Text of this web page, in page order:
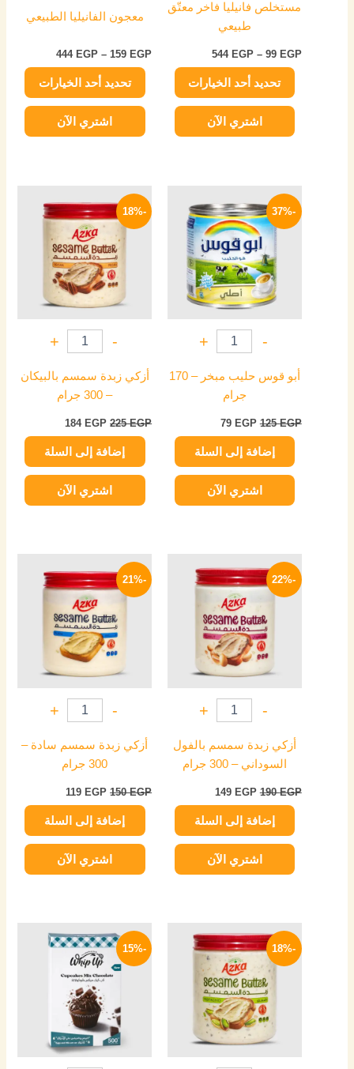
مستخلص فانيليا فاخر معتّق
طبيعي
99 EGP
–
544 EGP
تحديد أحد الخيارات
اختيار
على
صفحة
المنتج
اشتري الآن
معجون الفانيليا الطبيعي
159 EGP
–
444 EGP
تحديد أحد الخيارات
على
صفحة
المنتج
اشتري الآن
-37%
-
+
أبو قوس حليب مبخر – 170
جرام
125EGP
الأصلي
هو:
125 EGP.
79 EGP
الحالي
هو:
79 EGP.
إضافة إلى السلة
اشتري الآن
-18%
-
+
أزكي زبدة سمسم بالبيكان
– 300 جرام
225EGP
الأصلي
هو:
225 EGP.
184 EGP
الحالي
هو:
إضافة إلى السلة
اشتري الآن
-22%
-
+
أزكي زبدة سمسم بالفول
السوداني – 300 جرام
190EGP
الأصلي
هو:
190 EGP.
149 EGP
الحالي
هو:
إضافة إلى السلة
اشتري الآن
-21%
-
+
أزكي زبدة سمسم سادة –
300 جرام
150EGP
الأصلي
هو:
150 EGP.
119 EGP
الحالي
هو:
إضافة إلى السلة
اشتري الآن
-18%
الأصلي
هو:
200 EGP.
الحالي
هو:
164 EGP.
-15%
الأصلي
هو:
100 EGP.
الحالي
هو:
85 EGP.